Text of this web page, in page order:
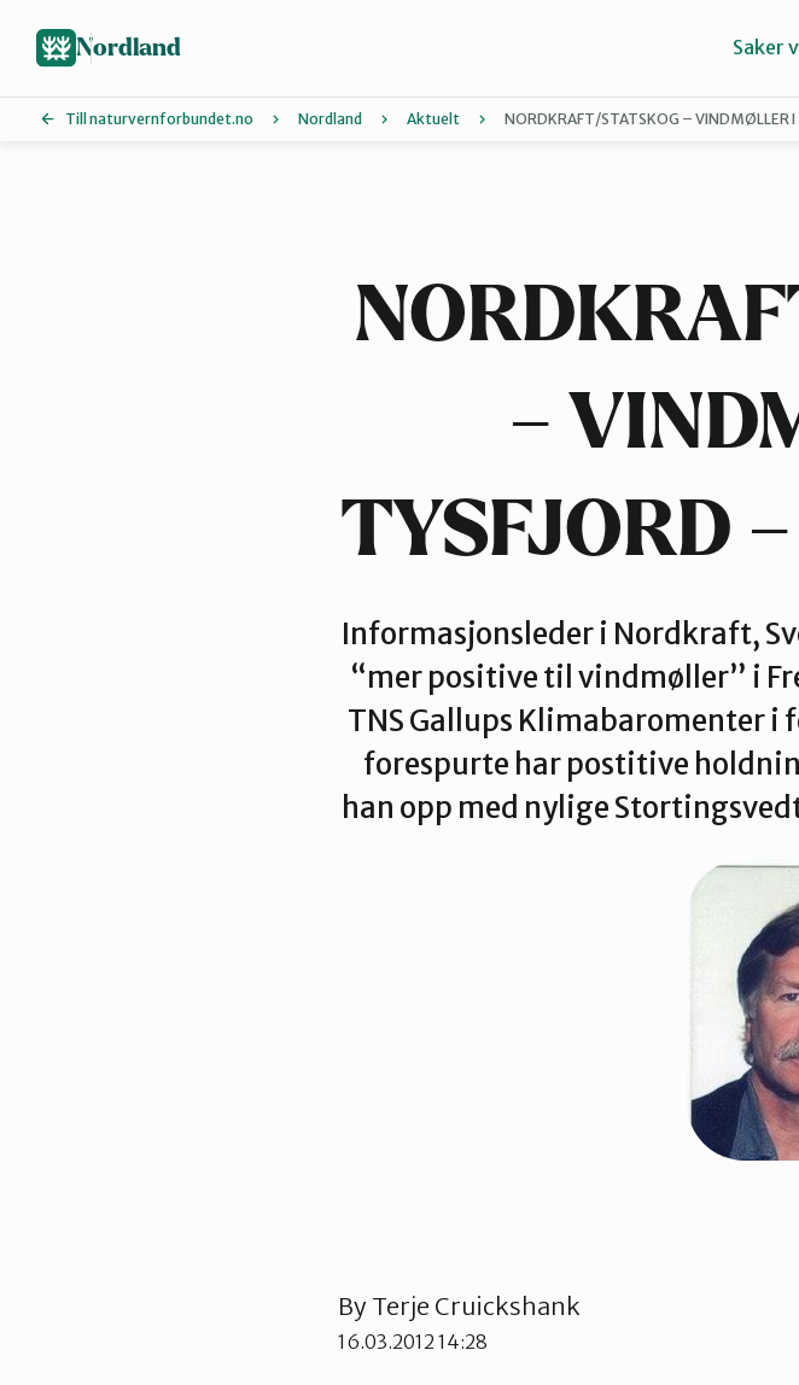
hovedinnhold
Sør-Helgeland
Nordland Saker
Till naturvernforbundet.no Nordland Aktuelt NORDKRAFT/STATSKOG – VINDMØLLER I
–
TYSFJORD
Informasjonsleder i Nordkraft,
“mer positive til vindmøller” i
TNS Gallups Klimabaromenter i
forespurte har postitive
han opp med nylige
By Terje Cruickshank
16.03.2012 14:28